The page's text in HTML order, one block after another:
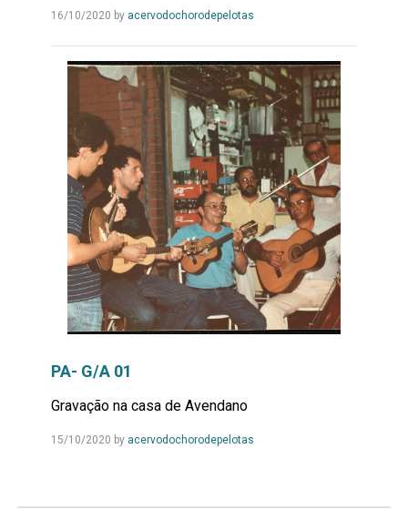
16/10/2020 by acervodochorodepelotasLeia
PA- G/A 01
Gravação na casa de Avendano
15/10/2020 by acervodochorodepelotasLeia